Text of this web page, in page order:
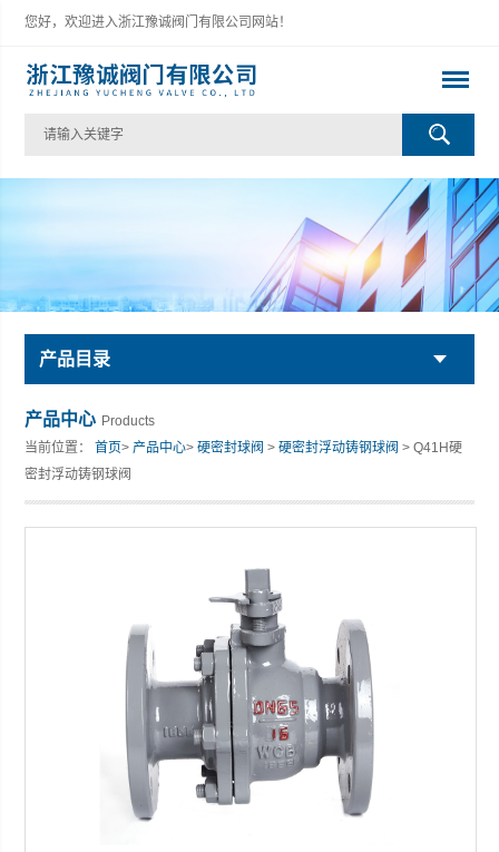
您好，欢迎进入浙江豫诚阀门有限公司网站！
产品目录
产品中心 Products
当前位置：首页>产品中心>硬密封球阀 >硬密封浮动铸钢球阀 > Q41H硬
密封浮动铸钢球阀